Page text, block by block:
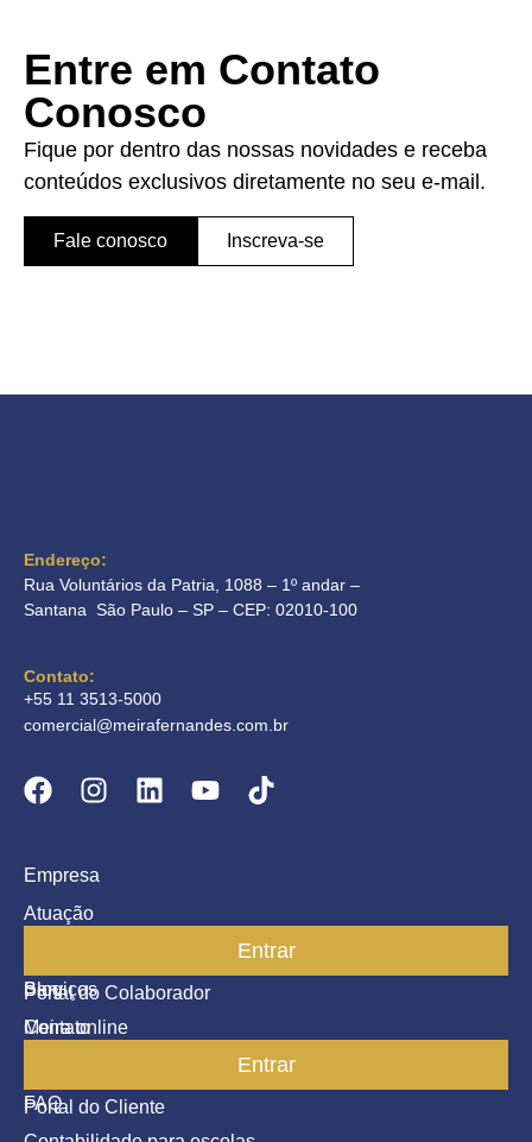
Entre em Contato
Conosco
Fique por dentro das nossas novidades e receba
conteúdos exclusivos diretamente no seu e-mail.
Fale conosco Inscreva-se
Endereço:
Rua Voluntários da Patria, 1088 – 1º andar –
Santana São Paulo – SP – CEP: 02010-100
Contato:
+55 11 3513-5000
comercial@meirafernandes.com.br
Empresa
Atuação
Blog
Contato
Portal do Colaborador
Entrar
Serviços
Meira online
FAQ
Portal do Cliente
Entrar